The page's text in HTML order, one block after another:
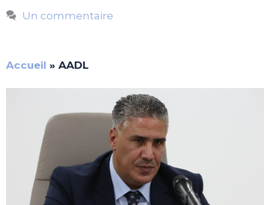
Un commentaire
Accueil » AADL